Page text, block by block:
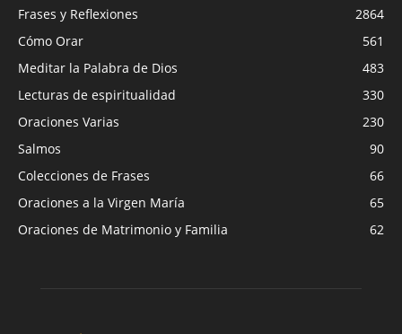
Frases y Reflexiones
2864
Cómo Orar
561
Meditar la Palabra de Dios
483
Lecturas de espiritualidad
330
Oraciones Varias
230
Salmos
90
Colecciones de Frases
66
Oraciones a la Virgen María
65
Oraciones de Matrimonio y Familia
62